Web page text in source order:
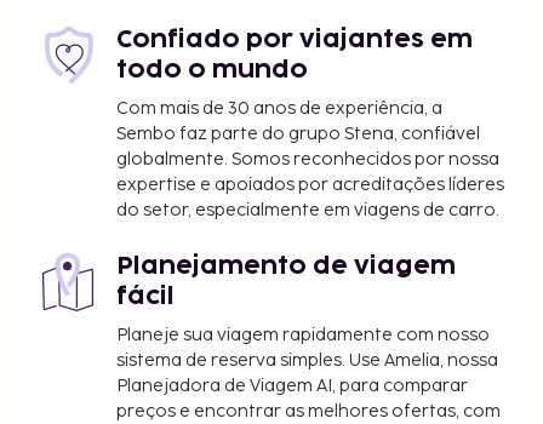
seguintes custos. Podem incluir os impostos
aplicáveis:
A cidade requer o pagamento de um imposto
municipal. O imposto tem variações sazonais e
poderá não ser aplicado durante todo o ano.
Note que poderão aplicar-se outras isenções.
através dos dados que constam na sua
confirmação de reserva.
0.50 EUR por alojamento, por noite
Imposto municipal: de 1 abril a 31 outubro, 2.00
EUR por alojamento, por noite
Confiado por viajantes em
todo o mundo
Com mais de 30 anos de experiência, a
Sembo faz parte do grupo Stena, confiável
globalmente. Somos reconhecidos por nossa
expertise e apoiados por acreditações líderes
do setor, especialmente em viagens de carro.
Planejamento de viagem
fácil
Planeje sua viagem rapidamente com nosso
sistema de reserva simples. Use Amelia, nossa
Planejadora de Viagem AI, para comparar
preços e encontrar as melhores ofertas, com